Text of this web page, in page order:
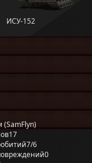
ИСУ-152
17
7/6
0